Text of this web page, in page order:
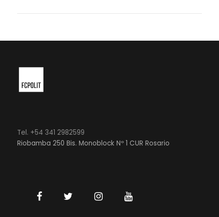
Tel. +54 341 2982599
Riobamba 250 Bis. Monoblock Nº 1 CUR Rosario